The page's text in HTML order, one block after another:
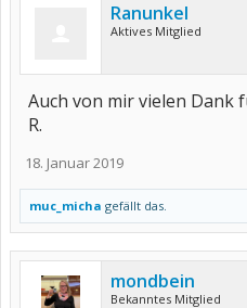
Ranunkel
Aktives Mitglied
Auch von mir vielen Dank
R.
18. Januar 2019
muc_micha gefällt das.
mondbein
Bekanntes Mitglied